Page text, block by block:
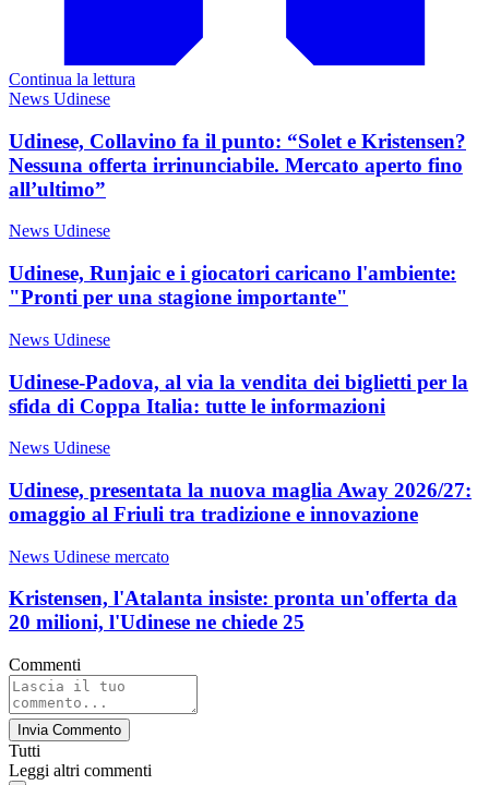
Continua la lettura
News Udinese
Udinese, Collavino fa il punto: “Solet e Kristensen?
Nessuna offerta irrinunciabile. Mercato aperto fino
all’ultimo”
News Udinese
Udinese, Runjaic e i giocatori caricano l'ambiente:
"Pronti per una stagione importante"
News Udinese
Udinese-Padova, al via la vendita dei biglietti per la
sfida di Coppa Italia: tutte le informazioni
News Udinese
Udinese, presentata la nuova maglia Away 2026/27:
omaggio al Friuli tra tradizione e innovazione
News Udinese mercato
Kristensen, l'Atalanta insiste: pronta un'offerta da
20 milioni, l'Udinese ne chiede 25
Commenti
Invia Commento
Tutti
Leggi altri commenti